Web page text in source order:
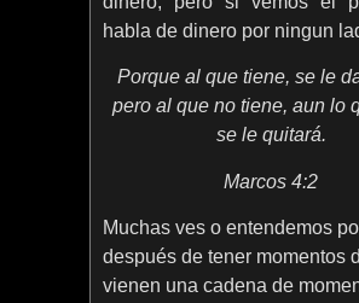
habla de dinero por ningun
Porque al que tiene, se le
pero al que no tiene, aun lo
se le quitará.
Marcos 4:2
Muchas ves o entendemos
después de tener momentos
vienen una cadena de